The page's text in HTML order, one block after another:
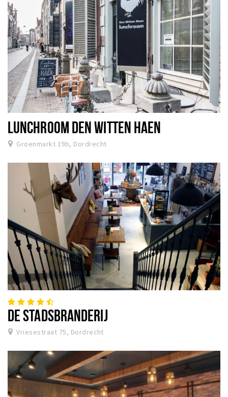
LUNCHROOM DEN WITTEN HAEN
Groenmarkt 19b, Dordrecht
DE STADSBRANDERIJ
Vriesestraat 75, Dordrecht